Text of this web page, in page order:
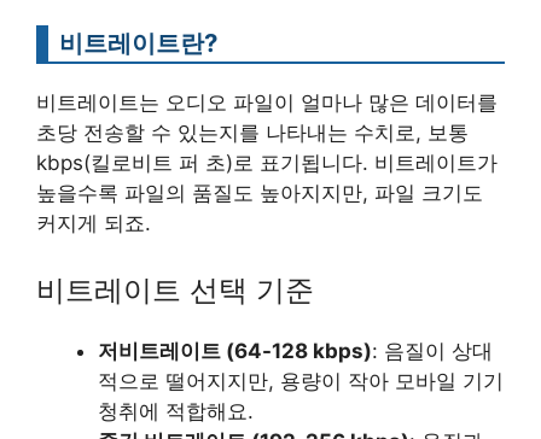
비트레이트란?
비트레이트는 오디오 파일이 얼마나 많은 데이터를
초당 전송할 수 있는지를 나타내는 수치로, 보통
kbps(킬로비트 퍼 초)로 표기됩니다. 비트레이트가
높을수록 파일의 품질도 높아지지만, 파일 크기도
커지게 되죠.
비트레이트 선택 기준
저비트레이트 (64-128 kbps): 음질이 상대
적으로 떨어지지만, 용량이 작아 모바일 기기
청취에 적합해요.